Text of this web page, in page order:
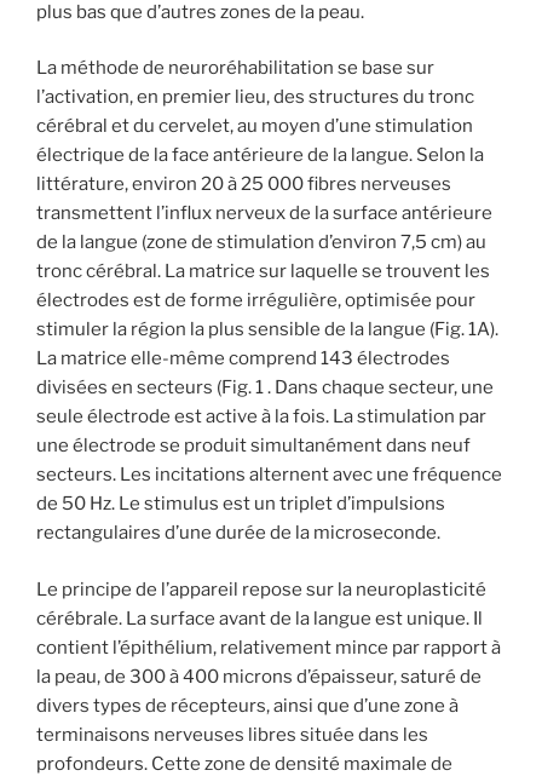
plus bas que d’autres zones de la peau.
La méthode de neuroréhabilitation se base sur
l’activation, en premier lieu, des structures du tronc
cérébral et du cervelet, au moyen d’une stimulation
électrique de la face antérieure de la langue. Selon la
littérature, environ 20 à 25 000 fibres nerveuses
transmettent l’influx nerveux de la surface antérieure
de la langue (zone de stimulation d’environ 7,5 cm) au
tronc cérébral. La matrice sur laquelle se trouvent les
électrodes est de forme irrégulière, optimisée pour
stimuler la région la plus sensible de la langue (Fig. 1A).
La matrice elle-même comprend 143 électrodes
divisées en secteurs (Fig. 1 . Dans chaque secteur, une
seule électrode est active à la fois. La stimulation par
une électrode se produit simultanément dans neuf
secteurs. Les incitations alternent avec une fréquence
de 50 Hz. Le stimulus est un triplet d’impulsions
rectangulaires d’une durée de la microseconde.
Le principe de l’appareil repose sur la neuroplasticité
cérébrale. La surface avant de la langue est unique. Il
contient l’épithélium, relativement mince par rapport à
la peau, de 300 à 400 microns d’épaisseur, saturé de
divers types de récepteurs, ainsi que d’une zone à
terminaisons nerveuses libres située dans les
profondeurs. Cette zone de densité maximale de